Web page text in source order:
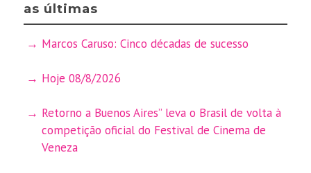
as últimas
Marcos Caruso: Cinco décadas de sucesso
Hoje 08/8/2026
Retorno a Buenos Aires” leva o Brasil de volta à
competição oficial do Festival de Cinema de
Veneza